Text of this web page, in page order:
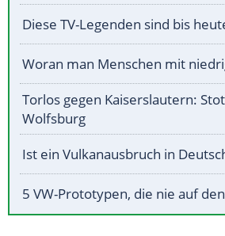
Diese TV-Legenden sind bis
Woran man Menschen mit
Torlos gegen Kaiserslautern:
Wolfsburg
Ist ein Vulkanausbruch in
5 VW-Prototypen, die nie auf